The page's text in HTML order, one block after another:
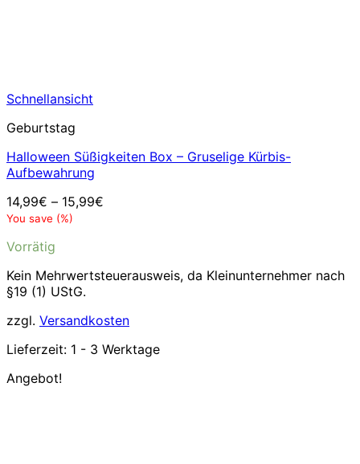
Schnellansicht
Geburtstag
Halloween Süßigkeiten Box – Gruselige Kürbis-
Aufbewahrung
14,99€ – 15,99€
You save (%)
Vorrätig
Kein Mehrwertsteuerausweis, da Kleinunternehmer nach
§19 (1) UStG.
zzgl. Versandkosten
Lieferzeit: 1 - 3 Werktage
Angebot!